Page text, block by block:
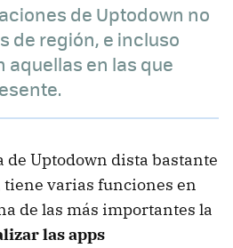
de Uptodown no
de región, e incluso
aquellas en las que
Uptodown dista bastante
tiene varias funciones en
de las más importantes la
las apps